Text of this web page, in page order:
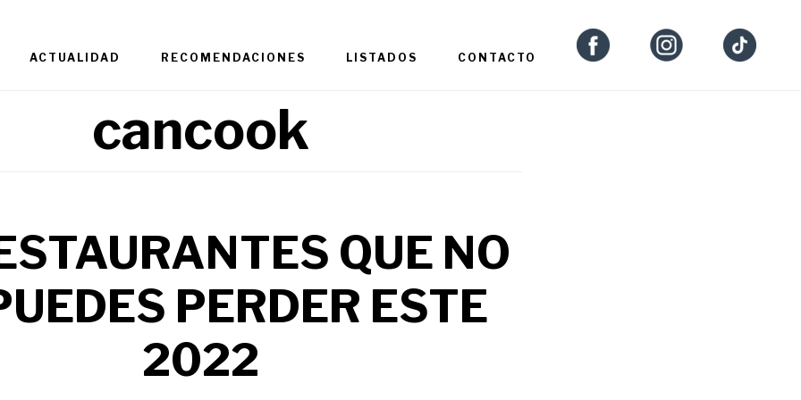
ACTUALIDAD RECOMENDACIONES LISTADOS CONTACTO
cancook
QUE NO
PERDER ESTE
2022